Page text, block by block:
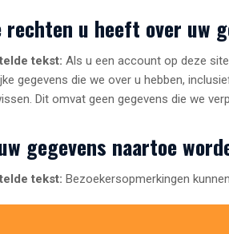
rechten u heeft over uw
tekst: Als u een account op deze
gegevens die we over u hebben,
Dit omvat geen gegevens die we
gegevens naartoe
tekst: Bezoekersopmerkingen